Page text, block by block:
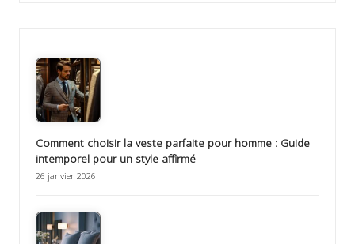
Comment choisir la veste parfaite pour homme : Guide
intemporel pour un style affirmé
26 janvier 2026